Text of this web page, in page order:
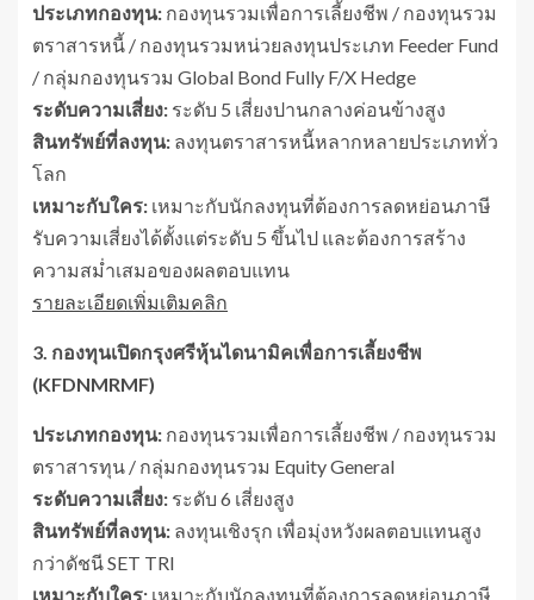
ประเภทกองทุน: กองทุนรวมเพื่อการเลี้ยงชีพ / กองทุนรวม
ตราสารหนี้ / กองทุนรวมหน่วยลงทุนประเภท Feeder Fund
/ กลุ่มกองทุนรวม Global Bond Fully F/X Hedge
ระดับความเสี่ยง: ระดับ 5 เสี่ยงปานกลางค่อนข้างสูง
สินทรัพย์ที่ลงทุน: ลงทุนตราสารหนี้หลากหลายประเภททั่ว
โลก
เหมาะกับใคร: เหมาะกับนักลงทุนที่ต้องการลดหย่อนภาษี
รับความเสี่ยงได้ตั้งแต่ระดับ 5 ขึ้นไป และต้องการสร้าง
ความสม่ำเสมอของผลตอบแทน
รายละเอียดเพิ่มเติมคลิก
3. กองทุนเปิดกรุงศรีหุ้นไดนามิคเพื่อการเลี้ยงชีพ
(KFDNMRMF)
ประเภทกองทุน: กองทุนรวมเพื่อการเลี้ยงชีพ / กองทุนรวม
ตราสารทุน / กลุ่มกองทุนรวม Equity General
ระดับความเสี่ยง: ระดับ 6 เสี่ยงสูง
สินทรัพย์ที่ลงทุน: ลงทุนเชิงรุก เพื่อมุ่งหวังผลตอบแทนสูง
กว่าดัชนี SET TRI
เหมาะกับใคร: เหมาะกับนักลงทุนที่ต้องการลดหย่อนภาษี